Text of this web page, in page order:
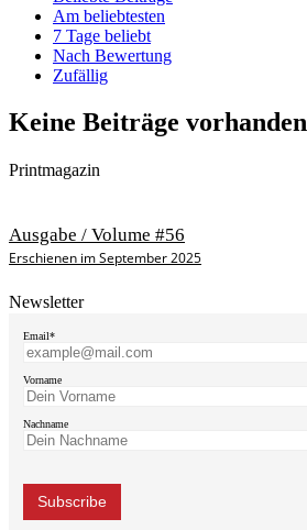
Am beliebtesten
7 Tage beliebt
Nach Bewertung
Zufällig
Keine Beiträge vorhanden
Printmagazin
Ausgabe / Volume #56
Erschienen im September 2025
Newsletter
Email*
Vorname
Nachname